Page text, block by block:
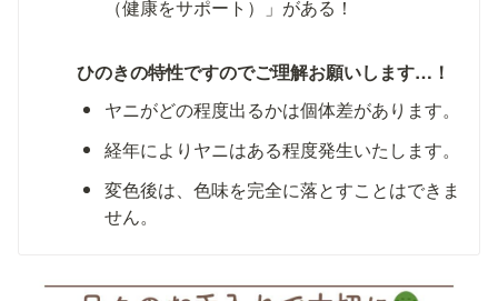
（健康をサポート）」がある！
ひのきの特性ですのでご理解お願いします…！
ヤニがどの程度出るかは個体差があります。
経年によりヤニはある程度発生いたします。
変色後は、色味を完全に落とすことはできま
せん。